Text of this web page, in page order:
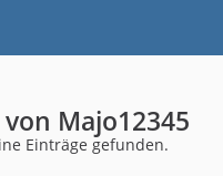
Majo12345
Einträge gefunden.